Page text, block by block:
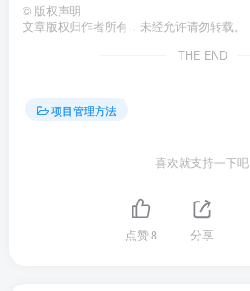
© 版权声明
文章版权归作者所有，未经允许请勿转载。
THE END
项目管理方法
喜欢就支持一下吧
点赞8 分享